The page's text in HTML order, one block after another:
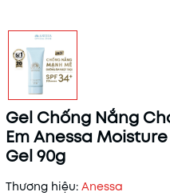
Gel Chống Nắng
Em Anessa
Gel 90g
Thương hiệu: Anessa